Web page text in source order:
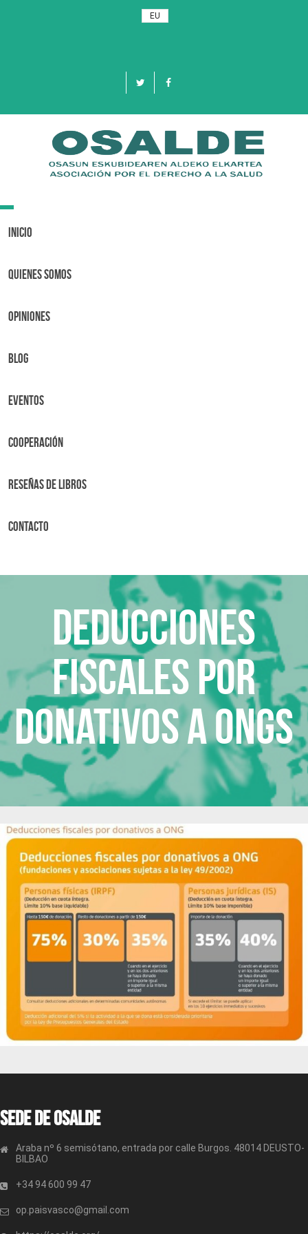
EU
Toggle
Inicio
Quienes Somos
OPINIONES
BLOG
Eventos
Cooperación
Reseñas de libros
Contacto
Deducciones
fiscales por
donativos a ONGs
Sede de OSALDE
Araba nº 6 semisótano, entrada por calle Burgos. 48014 DEUSTO-
BILBAO
+34 94 600 99 47
op.paisvasco@gmail.com